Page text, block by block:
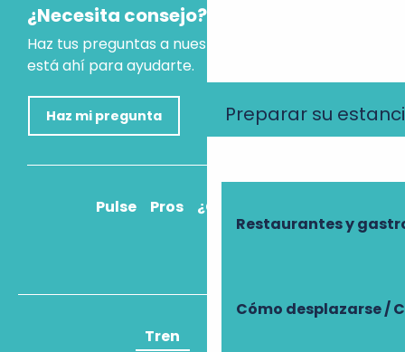
Preparar su
Restaurantes y
Cómo desplazarse /
¿Necesita consejo?
Haz tus preguntas a nuestro asistente virtual, que
está ahí para ayudarte.
Haz mi pregunta
Pulse Pros ¿Cómo llegar?
Tren